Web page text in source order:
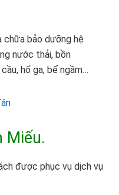
chữa bảo dưỡng hệ
nước thải, bồn
hố ga, bể ngầm…
Miếu.
được phục vụ dịch vụ